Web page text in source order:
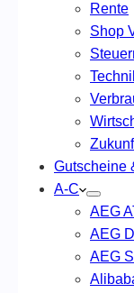
Rente
Shop
Gutscheine
A-C
AEG
AEG
AEG